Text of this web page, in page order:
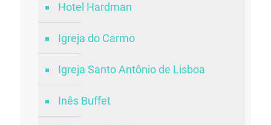
Hotel Hardman
Igreja do Carmo
Igreja Santo Antônio de Lisboa
Inês Buffet